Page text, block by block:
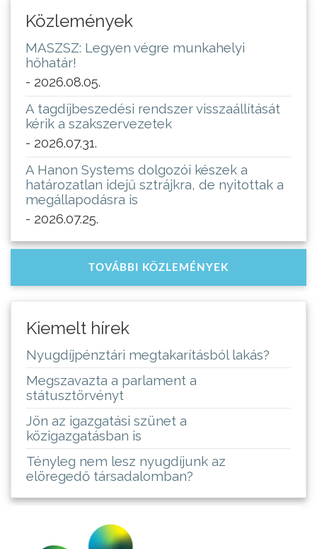
Közlemények
MASZSZ: Legyen végre munkahelyi
hőhatár!
- 2026.08.05.
A tagdíjbeszedési rendszer visszaállítását
kérik a szakszervezetek
- 2026.07.31.
A Hanon Systems dolgozói készek a
határozatlan idejű sztrájkra, de nyitottak a
megállapodásra is
- 2026.07.25.
TOVÁBBI KÖZLEMÉNYEK
Kiemelt hírek
Nyugdíjpénztári megtakarításból lakás?
Megszavazta a parlament a
státusztörvényt
Jön az igazgatási szünet a
közigazgatásban is
Tényleg nem lesz nyugdíjunk az
elöregedő társadalomban?